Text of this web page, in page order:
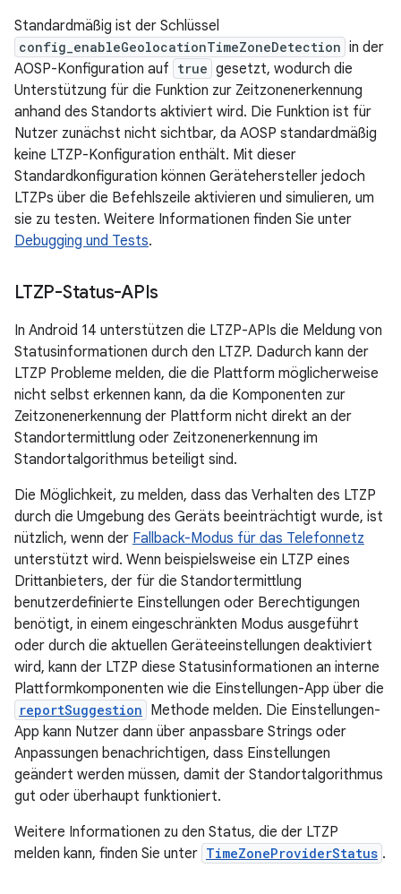
Standardmäßig ist der Schlüssel
config_enableGeolocationTimeZoneDetection in der
AOSP-Konfiguration auf true gesetzt, wodurch die
Unterstützung für die Funktion zur Zeitzonenerkennung
anhand des Standorts aktiviert wird. Die Funktion ist für
Nutzer zunächst nicht sichtbar, da AOSP standardmäßig
keine LTZP-Konfiguration enthält. Mit dieser
Standardkonfiguration können Gerätehersteller jedoch
LTZPs über die Befehlszeile aktivieren und simulieren, um
sie zu testen. Weitere Informationen finden Sie unter
Debugging und Tests.
LTZP-Status-APIs
In Android 14 unterstützen die LTZP-APIs die Meldung von
Statusinformationen durch den LTZP. Dadurch kann der
LTZP Probleme melden, die die Plattform möglicherweise
nicht selbst erkennen kann, da die Komponenten zur
Zeitzonenerkennung der Plattform nicht direkt an der
Standortermittlung oder Zeitzonenerkennung im
Standortalgorithmus beteiligt sind.
Die Möglichkeit, zu melden, dass das Verhalten des LTZP
durch die Umgebung des Geräts beeinträchtigt wurde, ist
nützlich, wenn der Fallback-Modus für das Telefonnetz
unterstützt wird. Wenn beispielsweise ein LTZP eines
Drittanbieters, der für die Standortermittlung
benutzerdefinierte Einstellungen oder Berechtigungen
benötigt, in einem eingeschränkten Modus ausgeführt
oder durch die aktuellen Geräteeinstellungen deaktiviert
wird, kann der LTZP diese Statusinformationen an interne
Plattformkomponenten wie die Einstellungen-App über die
reportSuggestion Methode melden. Die Einstellungen-
App kann Nutzer dann über anpassbare Strings oder
Anpassungen benachrichtigen, dass Einstellungen
geändert werden müssen, damit der Standortalgorithmus
gut oder überhaupt funktioniert.
Weitere Informationen zu den Status, die der LTZP
melden kann, finden Sie unter TimeZoneProviderStatus .